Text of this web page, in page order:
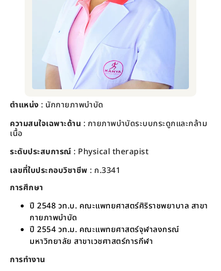
ตำแหน่ง : นักกายภาพบำบัด
ความสนใจเฉพาะด้าน : กายภาพบำบัดระบบกระดูกและกล้าม
เนื้อ
ระดับประสบการณ์ : Physical therapist
เลขที่ใบประกอบวิชาชีพ : ก.3341
การศึกษา
ปี​ 2548 วท.บ. คณะแพทยศาสต​ร์ศิริราชพยาบาล​ สาขา
กายภาพบำบัด
ปี​ 2554 วท.ม. คณะแพทยศาสต​ร์จุฬาลงกรณ์​
มหาวิทยาลัย​ สาขาเวชศาสตร์​การกีฬา​
การทำงาน